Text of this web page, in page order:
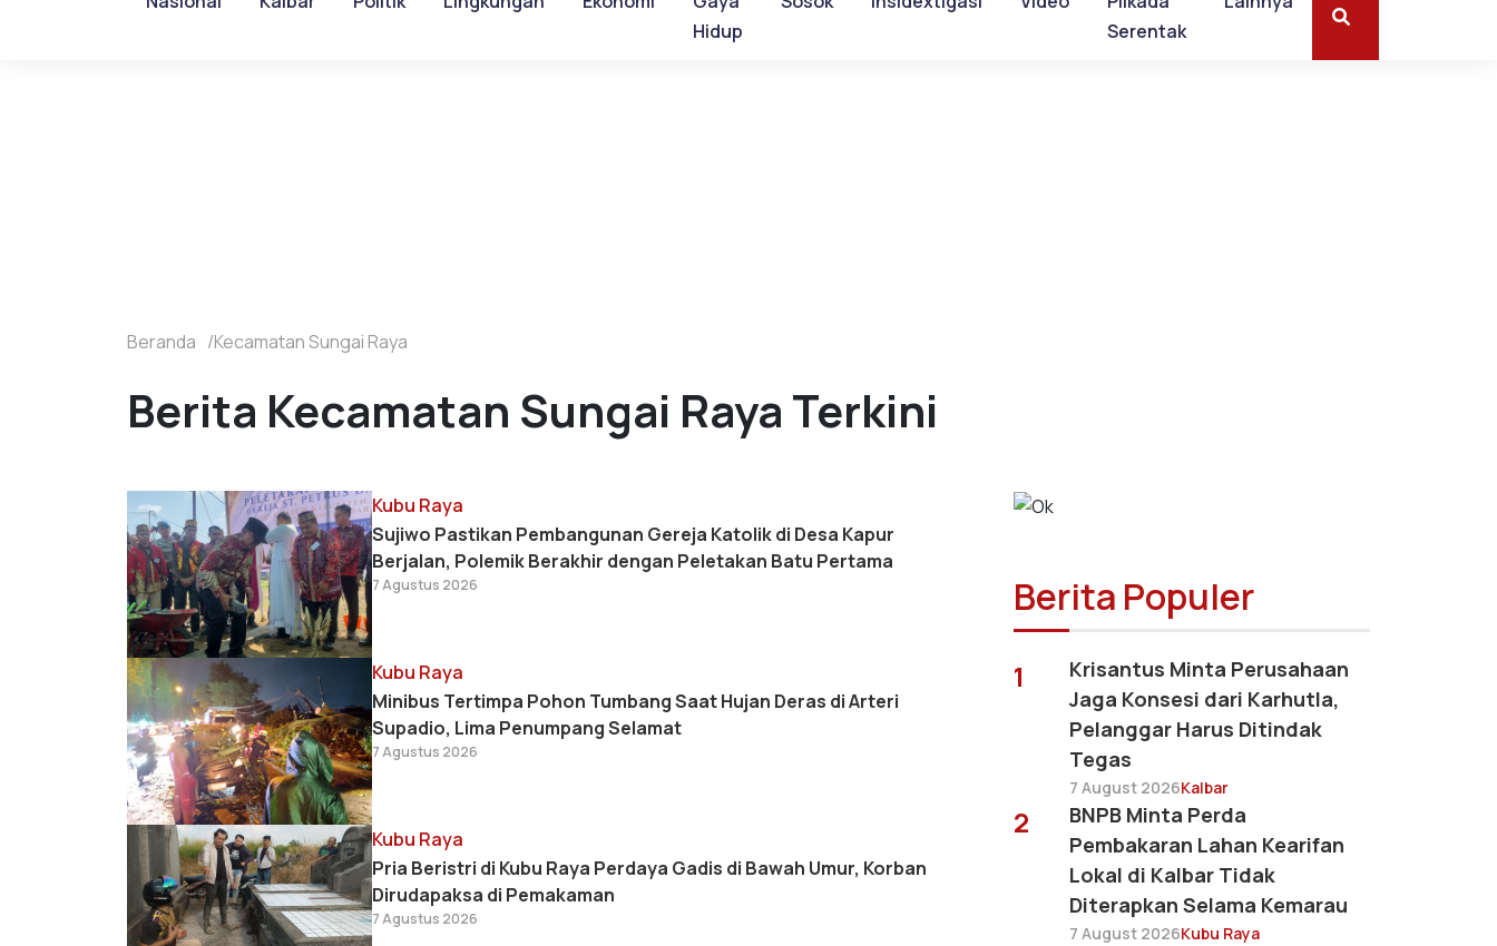
Hidup
Serentak
Beranda Kecamatan Sungai Raya
Berita Kecamatan Sungai Raya Terkini
Kubu Raya
Sujiwo Pastikan Pembangunan Gereja Katolik di Desa Kapur
Berjalan, Polemik Berakhir dengan Peletakan Batu Pertama
7 Agustus 2026
Kubu Raya
Minibus Tertimpa Pohon Tumbang Saat Hujan Deras di Arteri
Supadio, Lima Penumpang Selamat
7 Agustus 2026
Kubu Raya
Pria Beristri di Kubu Raya Perdaya Gadis di Bawah Umur, Korban
Dirudapaksa di Pemakaman
7 Agustus 2026
Berita Populer
1
Krisantus Minta Perusahaan
Jaga Konsesi dari Karhutla,
Pelanggar Harus Ditindak
Tegas
7 August 2026Kalbar
2
BNPB Minta Perda
Pembakaran Lahan Kearifan
Lokal di Kalbar Tidak
Diterapkan Selama Kemarau
7 August 2026Kubu Raya